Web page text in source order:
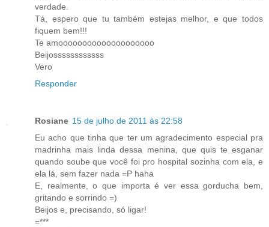
verdade.
Tá, espero que tu também estejas melhor, e que todos
fiquem bem!!!
Te amoooooooooooooooooooo
Beijossssssssssss
Vero
Responder
Rosiane 15 de julho de 2011 às 22:58
Eu acho que tinha que ter um agradecimento especial pra
madrinha mais linda dessa menina, que quis te esganar
quando soube que você foi pro hospital sozinha com ela, e
ela lá, sem fazer nada =P haha
E, realmente, o que importa é ver essa gorducha bem,
gritando e sorrindo =)
Beijos e, precisando, só ligar!
=***